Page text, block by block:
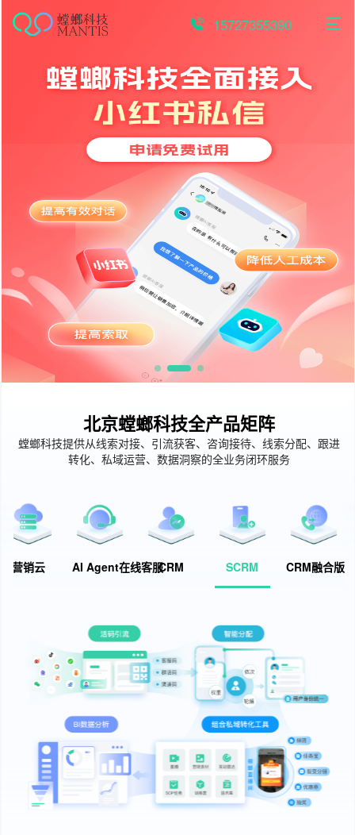
15727355390
北京螳螂科技全产品矩阵
螳螂科技提供从线索对接、引流获客、咨询接待、线索分配、跟进
转化、私域运营、数据洞察的全业务闭环服务
营销云 AI Agent在线客服CRM SCRM CRM融合版